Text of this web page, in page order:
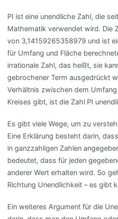
PI ist eine unendliche Zahl, die
Mathematik verwendet wird. Die
von 3,14159265358979 und ist
für Umfang und Fläche
irrationale Zahl, das heißt, sie
gebrochener Term ausgedrückt
Verhältnis zwischen dem
Kreises gibt, ist die Zahl PI
Es gibt viele Wege, um zu
Eine Erklärung besteht darin,
in ganzzahligen Zahlen
bedeutet, dass für jeden
anderer Wert erhalten wird. So
Richtung Unendlichkeit – es gibt
Ein weiteres Argument für die